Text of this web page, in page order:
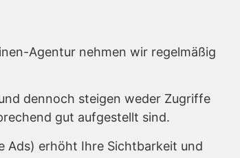
Agentur nehmen wir regelmäßig
dennoch steigen weder Zugriffe
gut aufgestellt sind.
Ads) erhöht Ihre Sichtbarkeit und